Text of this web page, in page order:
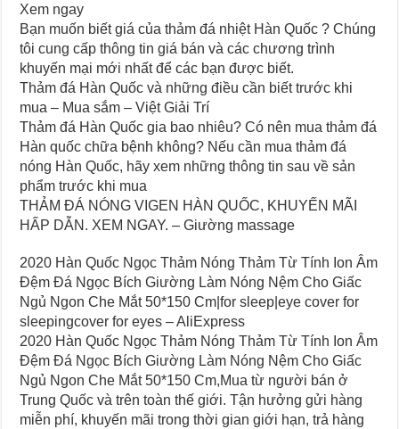
Xem ngay
Bạn muốn biết giá của thảm đá nhiệt Hàn Quốc ? Chúng
tôi cung cấp thông tin giá bán và các chương trình
khuyến mại mới nhất để các bạn được biết.
Thảm đá Hàn Quốc và những điều cần biết trước khi
mua – Mua sắm – Việt Giải Trí
Thảm đá Hàn Quốc gia bao nhiêu? Có nên mua thảm đá
Hàn quốc chữa bệnh không? Nếu cần mua thảm đá
nóng Hàn Quốc, hãy xem những thông tin sau về sản
phẩm trước khi mua
THẢM ĐÁ NÓNG VIGEN HÀN QUỐC, KHUYẾN MÃI
HẤP DẪN. XEM NGAY. – Giường massage
2020 Hàn Quốc Ngọc Thảm Nóng Thảm Từ Tính Ion Âm
Đệm Đá Ngọc Bích Giường Làm Nóng Nệm Cho Giấc
Ngủ Ngon Che Mắt 50*150 Cm|for sleep|eye cover for
sleepingcover for eyes – AliExpress
2020 Hàn Quốc Ngọc Thảm Nóng Thảm Từ Tính Ion Âm
Đệm Đá Ngọc Bích Giường Làm Nóng Nệm Cho Giấc
Ngủ Ngon Che Mắt 50*150 Cm,Mua từ người bán ở
Trung Quốc và trên toàn thế giới. Tận hưởng gửi hàng
miễn phí, khuyến mãi trong thời gian giới hạn, trả hàng